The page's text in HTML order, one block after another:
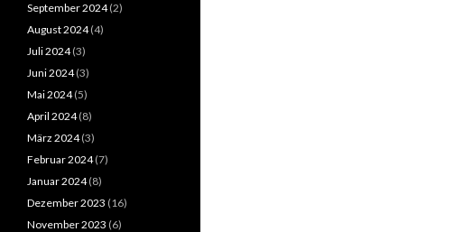
September 2024(2)
August 2024(4)
Juli 2024(3)
Juni 2024(3)
Mai 2024(5)
April 2024(8)
März 2024(3)
Februar 2024(7)
Januar 2024(8)
Dezember 2023 (16)
November 2023 (6)